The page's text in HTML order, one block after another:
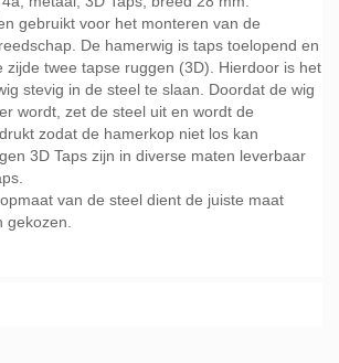
gebruikt voor het monteren van de
De hamerwig is taps toelopend en
zijde twee tapse ruggen (3D). Hierdoor is het
stevig in de steel te slaan. Doordat de wig
wordt, zet de steel uit en wordt de
zodat de hamerkop niet los kan
3D Taps zijn in diverse maten leverbaar
van de steel dient de juiste maat
gekozen.